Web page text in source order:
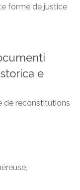
forme de justice
e
de reconstitutions